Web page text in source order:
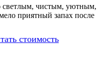
светлым, чистым, уютным,
приятный запах после
стоимость